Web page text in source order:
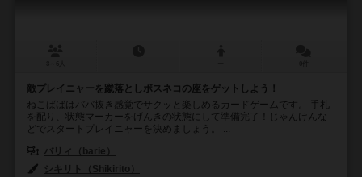
敵プレイニャーを蹴落としボスネコの座をゲットしよう！
ねこばばはババ抜き感覚でサクッと楽しめるカードゲームです。 手札
を配り、状態マーカーをげんきの状態にして準備完了！じゃんけんな
どでスタートプレイニャーを決めましょう。 ...
バリィ（barie）
シキリト（Shikirito）